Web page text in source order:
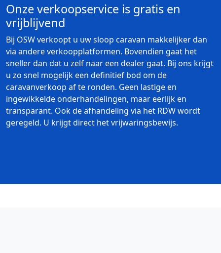
Onze verkoopservice is gratis en
vrijblijvend
Bij OSW verkoopt u uw sloop caravan makkelijker dan
via andere verkoopplatformen. Bovendien gaat het
sneller dan dat u zelf naar een dealer gaat. Bij ons krijgt
u zo snel mogelijk een definitief bod om de
caravanverkoop af te ronden. Geen lastige en
ingewikkelde onderhandelingen, maar eerlijk en
transparant. Ook de afhandeling via het RDW wordt
geregeld. U krijgt direct het vrijwaringsbewijs.